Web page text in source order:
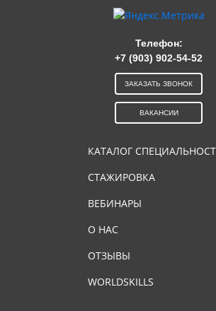
КАТАЛОГ
СТАЖИРОВКА
ВЕБИНАРЫ
О НАС
ОТЗЫВЫ
WORLDSKILLS
Телефон:
+7 (903) 902-54-52
ЗАКАЗАТЬ ЗВОНОК
ВАКАНСИИ